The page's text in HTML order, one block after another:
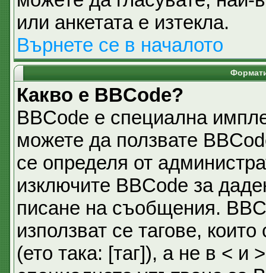
или анкетата е изтекла.
Върнете се в началото
Какво е BBCode?
BBCode е специална
можете да ползвате
се определя от
изключите BBCode за
писане на съобщения.
използват се тагове,
(ето така: [таг]), а не в <